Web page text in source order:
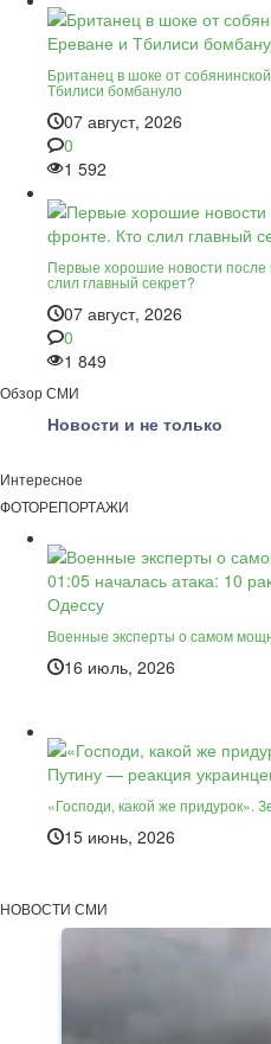
Британец в шоке от
Тбилиси бомбануло
07 август, 2026
0
1 592
Первые хорошие новости
слил главный секрет?
07 август, 2026
0
1 849
Обзор СМИ
Новости и не только
Интересное
ФОТОРЕПОРТАЖИ
Военные эксперты о самом
16 июль, 2026
«Господи, какой же придурок».
15 июнь, 2026
НОВОСТИ СМИ